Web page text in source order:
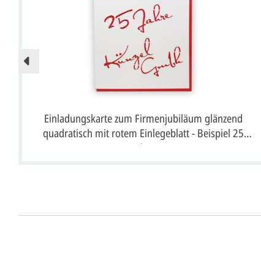
Einladungskarte zum Firmenjubiläum glänzend
quadratisch mit rotem Einlegeblatt - Beispiel 25
Jahre